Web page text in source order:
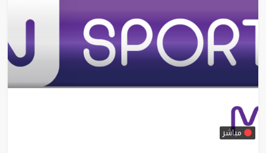
مباشر